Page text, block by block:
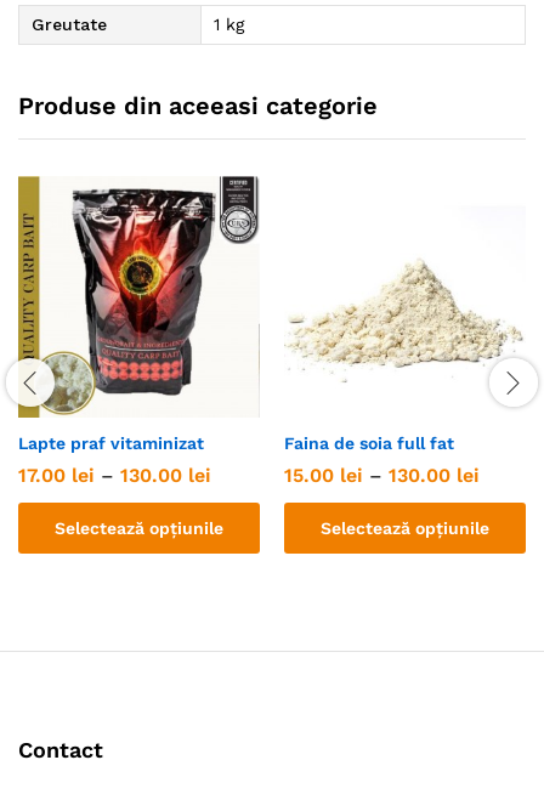
Greutate 1 kg
Produse din aceeasi categorie
Lapte praf vitaminizat
17.00 lei – 130.00 lei
prețuri:
17.00 lei
până
Selectează opțiunile
pot
Faina de soia full fat
15.00 lei – 130.00 lei
15.00
până
Selectează opțiunile
Contact